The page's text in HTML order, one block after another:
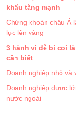
khẩu tăng mạnh
Chứng khoán châu Á
lực lên vàng
3 hành vi dễ bị coi
cần biết
Doanh nghiệp nhỏ và
Doanh nghiệp dược
nước ngoài